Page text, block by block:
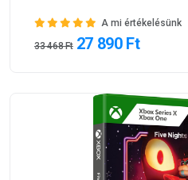
A mi értékelésünk
33 468 Ft 27 890 Ft